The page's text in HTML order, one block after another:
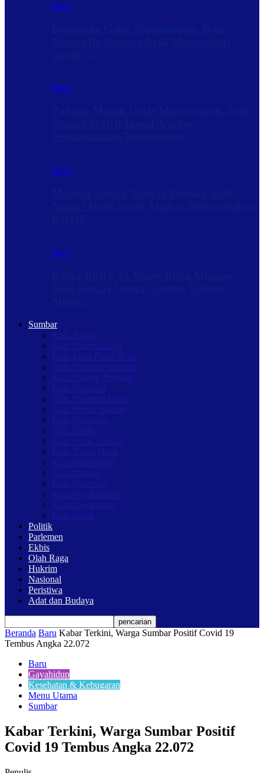
Baru
Baru
Baru
Baru
Sumbar
Kab. Agam
Kab. Dharmasraya
Kab. Lima Puluh Kota
Kab. Padang Pariaman
Kota Padang Panjang
Kab. Pasaman
Kab. Pasaman Barat
Kab. Pesisir Selatan
Kab. Sijunjung
Kab. Solok
Kab. Solok Selatan
Kab. Tanah Datar
Kota Bukittinggi
Kota Padang
Kota Pariaman
Kota Payakumbuh
Kota Sawahlunto
Kota Solok
Politik
Parlemen
Ekbis
Olah Raga
Hukrim
Nasional
Peristiwa
Adat dan Budaya
Beranda Baru Kabar Terkini, Warga Sumbar Positif Covid 19
Tembus Angka 22.072
Baru
Gayahidup
Kesehatan & Kebugaran
Menu Utama
Sumbar
Kabar Terkini, Warga Sumbar Positif
Covid 19 Tembus Angka 22.072